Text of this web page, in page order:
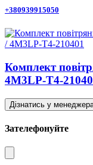
+380939915050
Комплект
4M3LP-T4-
Дізнатись у
Зателефонуйте